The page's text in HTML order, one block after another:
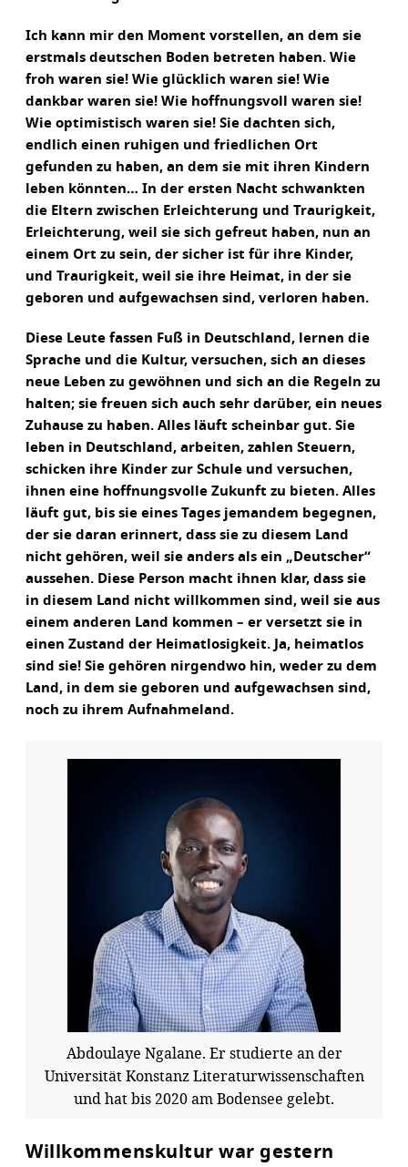
Ich kann mir den Moment vorstellen, an dem sie
erstmals deutschen Boden betreten haben. Wie
froh waren sie! Wie glücklich waren sie! Wie
dankbar waren sie! Wie hoffnungsvoll waren sie!
Wie optimistisch waren sie! Sie dachten sich,
endlich einen ruhigen und friedlichen Ort
gefunden zu haben, an dem sie mit ihren Kindern
leben könnten… In der ersten Nacht schwankten
die Eltern zwischen Erleichterung und Traurigkeit,
Erleichterung, weil sie sich gefreut haben, nun an
einem Ort zu sein, der sicher ist für ihre Kinder,
und Traurigkeit, weil sie ihre Heimat, in der sie
geboren und aufgewachsen sind, verloren haben.
Diese Leute fassen Fuß in Deutschland, lernen die
Sprache und die Kultur, versuchen, sich an dieses
neue Leben zu gewöhnen und sich an die Regeln zu
halten; sie freuen sich auch sehr darüber, ein neues
Zuhause zu haben. Alles läuft scheinbar gut. Sie
leben in Deutschland, arbeiten, zahlen Steuern,
schicken ihre Kinder zur Schule und versuchen,
ihnen eine hoffnungsvolle Zukunft zu bieten. Alles
läuft gut, bis sie eines Tages jemandem begegnen,
der sie daran erinnert, dass sie zu diesem Land
nicht gehören, weil sie anders als ein „Deutscher“
aussehen. Diese Person macht ihnen klar, dass sie
in diesem Land nicht willkommen sind, weil sie aus
einem anderen Land kommen – er versetzt sie in
einen Zustand der Heimatlosigkeit. Ja, heimatlos
sind sie! Sie gehören nirgendwo hin, weder zu dem
Land, in dem sie geboren und aufgewachsen sind,
noch zu ihrem Aufnahmeland.
Abdoulaye Ngalane. Er studierte an der
Universität Konstanz Literaturwissenschaften
und hat bis 2020 am Bodensee gelebt.
Willkommenskultur war gestern